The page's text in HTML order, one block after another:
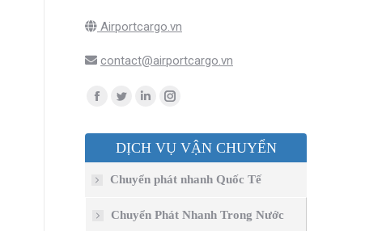
Airportcargo.vn
contact@airportcargo.vn
Find us on:
Facebook
opens
window
Twitter
opens
new
window
Linkedin
opens
new
window
Instagram
opens
window
DỊCH VỤ VẬN CHUYỂN
Chuyển phát nhanh Quốc Tế
Chuyển Phát Nhanh Trong Nước